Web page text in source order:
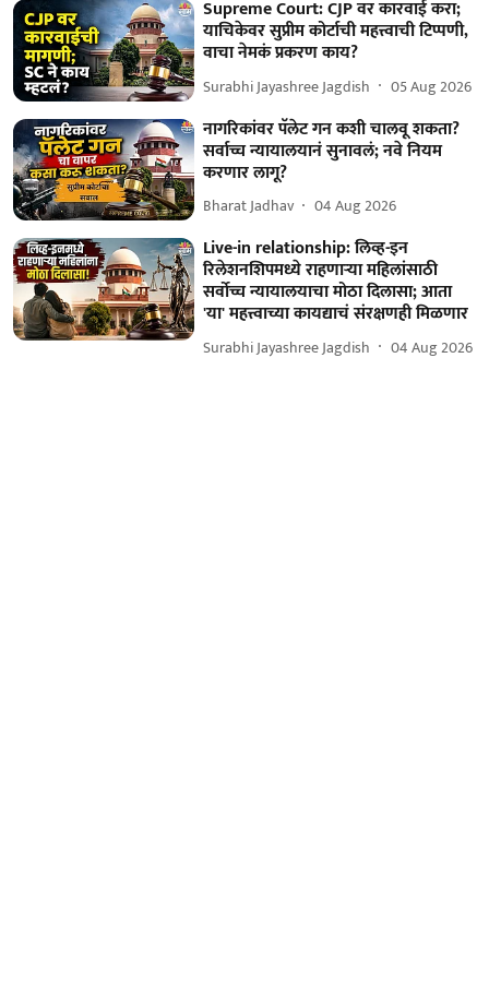
Supreme Court: CJP वर कारवाई करा;
याचिकेवर सुप्रीम कोर्टाची महत्त्वाची टिप्पणी,
वाचा नेमकं प्रकरण काय?
Surabhi Jayashree Jagdish 05 Aug 2026
नागरिकांवर पॅलेट गन कशी चालवू शकता?
सर्वाच्च न्यायालयानं सुनावलं; नवे नियम
करणार लागू?
Bharat Jadhav 04 Aug 2026
Live-in relationship: लिव्ह-इन
रिलेशनशिपमध्ये राहणाऱ्या महिलांसाठी
सर्वोच्च न्यायालयाचा मोठा दिलासा; आता
'या' महत्त्वाच्या कायद्याचं संरक्षणही मिळणार
Surabhi Jayashree Jagdish 04 Aug 2026